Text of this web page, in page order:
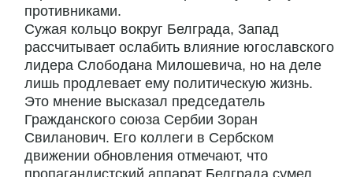
противниками.
Сужая кольцо вокруг Белграда, Запад
рассчитывает ослабить влияние югославского
лидера Слободана Милошевича, но на деле
лишь продлевает ему политическую жизнь.
Это мнение высказал председатель
Гражданского союза Сербии Зоран
Свиланович. Его коллеги в Сербском
движении обновления отмечают, что